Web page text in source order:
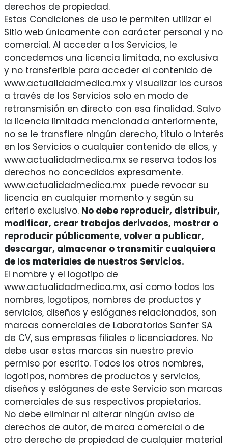
derechos de propiedad.
Estas Condiciones de uso le permiten utilizar el
Sitio web únicamente con carácter personal y no
comercial. Al acceder a los Servicios, le
concedemos una licencia limitada, no exclusiva
y no transferible para acceder al contenido de
www.actualidadmedica.mx y visualizar los cursos
a través de los Servicios solo en modo de
retransmisión en directo con esa finalidad. Salvo
la licencia limitada mencionada anteriormente,
no se le transfiere ningún derecho, título o interés
en los Servicios o cualquier contenido de ellos, y
www.actualidadmedica.mx se reserva todos los
derechos no concedidos expresamente.
www.actualidadmedica.mx puede revocar su
licencia en cualquier momento y según su
criterio exclusivo. No debe reproducir, distribuir,
modificar, crear trabajos derivados, mostrar o
reproducir públicamente, volver a publicar,
descargar, almacenar o transmitir cualquiera
de los materiales de nuestros Servicios.
El nombre y el logotipo de
www.actualidadmedica.mx, así como todos los
nombres, logotipos, nombres de productos y
servicios, diseños y eslóganes relacionados, son
marcas comerciales de Laboratorios Sanfer SA
de CV, sus empresas filiales o licenciadores. No
debe usar estas marcas sin nuestro previo
permiso por escrito. Todos los otros nombres,
logotipos, nombres de productos y servicios,
diseños y eslóganes de este Servicio son marcas
comerciales de sus respectivos propietarios.
No debe eliminar ni alterar ningún aviso de
derechos de autor, de marca comercial o de
otro derecho de propiedad de cualquier material